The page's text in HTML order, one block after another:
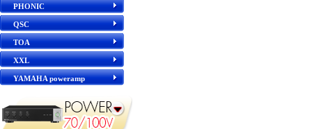
PHONIC
QSC
TOA
XXL
YAMAHA poweramp